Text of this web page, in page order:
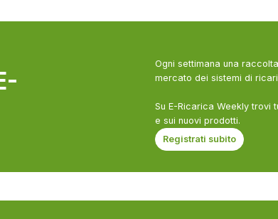
Ogni settimana una
mercato dei sistemi di
Su E-Ricarica Weekly trovi
e sui nuovi prodotti.
Registrati subito